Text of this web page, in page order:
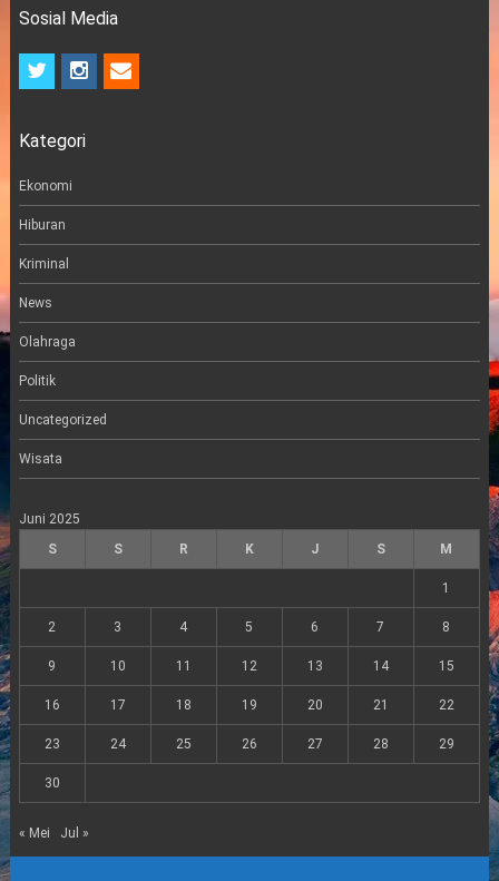
Sosial Media
t
t
r
i
n
a
e
m
Kategori
Ekonomi
Hiburan
Kriminal
News
Olahraga
Politik
Uncategorized
Wisata
Juni 2025
S
S R K J S M
1
2 3 4 5 6 7 8
9 10 11 12 13 14 15
16 17 18 19 20 21 22
23 24 25 26 27 28 29
30
« Mei Jul »